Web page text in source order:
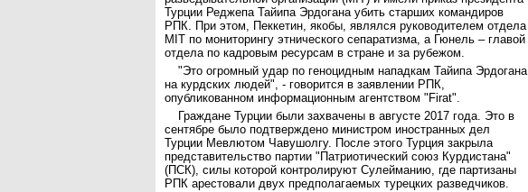
Турции Реджепа Тайипа Эрдогана убить старших командиров
РПК. При этом, Пеккетин, якобы, являлся руководителем отдела
MIT по мониторингу этнического сепаратизма, а Гюнель – главой
отдела по кадровым ресурсам в стране и за рубежом.
"Это огромный удар по геноцидным нападкам Тайипа Эрдогана
на курдских людей", - говорится в заявлении РПК,
опубликованном информационным агентством "Firat".
Граждане Турции были захвачены в августе 2017 года. Это в
сентябре было подтверждено министром иностранных дел
Турции Мевлютом Чавушолгу. После этого Турция закрыла
представительство партии "Патриотический союз Курдистана"
(ПСК), силы которой контролируют Сулейманию, где партизаны
РПК арестовали двух предполагаемых турецких разведчиков.